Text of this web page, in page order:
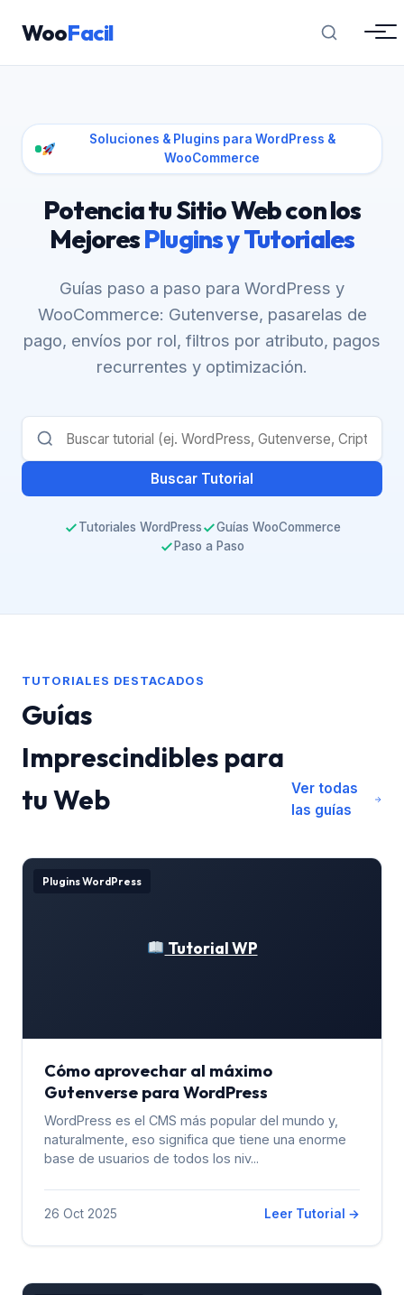
WooFacil
Soluciones & Plugins para WordPress &
WooCommerce
Potencia tu Sitio Web con los
MejoresPlugins y Tutoriales
Guías paso a paso para WordPress y
WooCommerce: Gutenverse, pasarelas de
pago, envíos por rol, filtros por atributo, pagos
recurrentes y optimización.
Buscar Tutorial
Tutoriales WordPress
Guías WooCommerce
Paso a Paso
TUTORIALES DESTACADOS
Guías
Imprescindibles para
tu Web
Ver todas
las guías
Tutorial WP
Plugins WordPress
Cómo aprovechar al máximo
Gutenverse para WordPress
WordPress es el CMS más popular del mundo y,
naturalmente, eso significa que tiene una enorme
base de usuarios de todos los niv...
26 Oct 2025 Leer Tutorial →